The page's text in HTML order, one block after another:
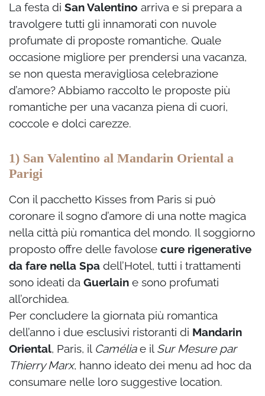
La festa di San Valentino arriva e si prepara a
travolgere tutti gli innamorati con nuvole
profumate di proposte romantiche. Quale
occasione migliore per prendersi una vacanza,
se non questa meravigliosa celebrazione
d’amore? Abbiamo raccolto le proposte più
romantiche per una vacanza piena di cuori,
coccole e dolci carezze.
1) San Valentino al Mandarin Oriental a
Parigi
Con il pacchetto Kisses from Paris si può
coronare il sogno d’amore di una notte magica
nella città più romantica del mondo. Il soggiorno
proposto offre delle favolose cure rigenerative
da fare nella Spa dell’Hotel, tutti i trattamenti
sono ideati da Guerlain e sono profumati
all’orchidea.
Per concludere la giornata più romantica
dell’anno i due esclusivi ristoranti di Mandarin
Oriental, Paris, il Caméliae il Sur Mesure par
Thierry Marx, hanno ideato dei menu ad hoc da
consumare nelle loro suggestive location.